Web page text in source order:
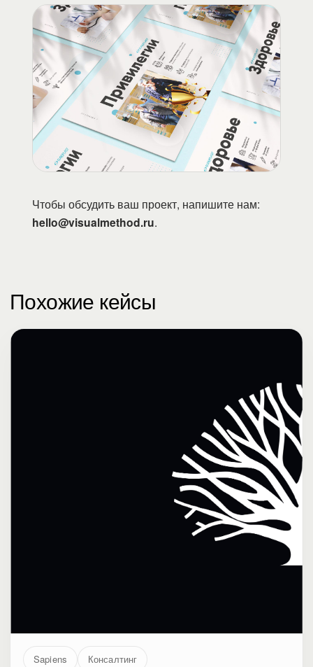
Чтобы обсудить ваш проект, напишите нам:
hello@visualmethod.ru.
Похожие кейсы
Sapiens Консалтинг